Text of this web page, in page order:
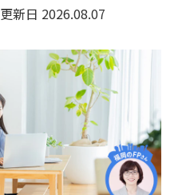
更新日 2026.08.07